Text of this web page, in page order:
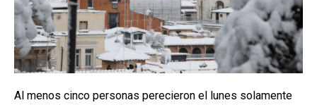
Al menos cinco personas perecieron el lunes solamente